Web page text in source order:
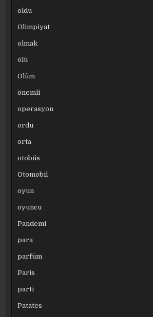
oldu
Olimpiyat
olmak
ölü
Ölüm
önemli
operasyon
ordu
orta
otobüs
Otomobil
oyun
oyuncu
Pandemi
para
parfüm
Paris
parti
Patates